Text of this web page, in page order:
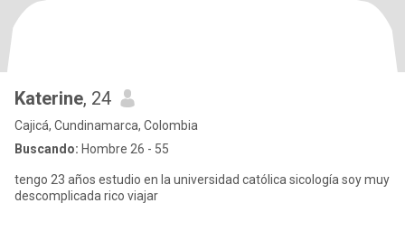
Katerine, 24
Cajicá, Cundinamarca, Colombia
Buscando: Hombre 26 - 55
tengo 23 años estudio en la universidad católica sicología soy muy
descomplicada rico viajar